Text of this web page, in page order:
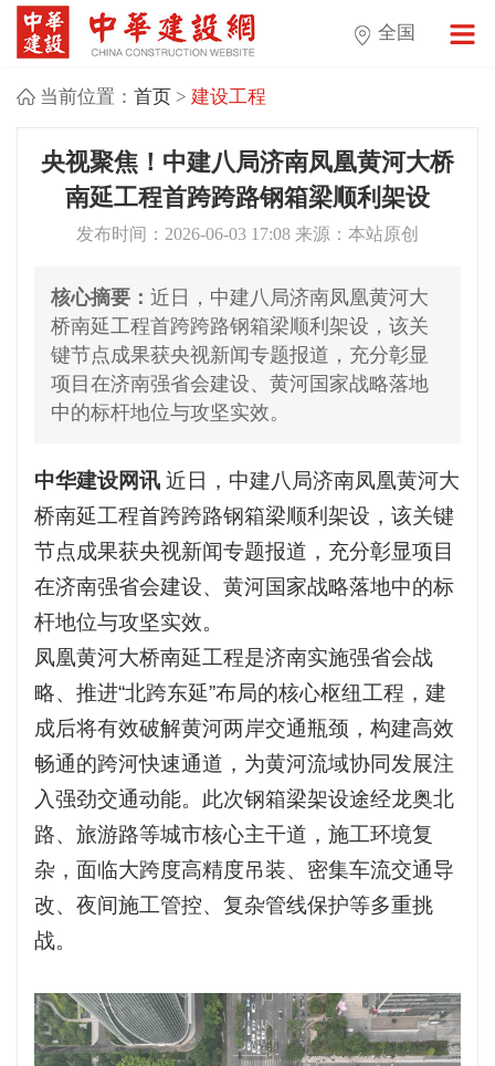
全国
当前位置： 首页> 建设工程
央视聚焦！中建八局济南凤凰黄河大桥
南延工程首跨跨路钢箱梁顺利架设
发布时间：2026-06-03 17:08 来源：本站原创
核心摘要： 近日，中建八局济南凤凰黄河大
桥南延工程首跨跨路钢箱梁顺利架设，该关
键节点成果获央视新闻专题报道，充分彰显
项目在济南强省会建设、黄河国家战略落地
中的标杆地位与攻坚实效。
中华建设网讯 近日，中建八局济南凤凰黄河大
桥南延工程首跨跨路钢箱梁顺利架设，该关键
节点成果获央视新闻专题报道，充分彰显项目
在济南强省会建设、黄河国家战略落地中的标
杆地位与攻坚实效。
凤凰黄河大桥南延工程是济南实施强省会战
略、推进“北跨东延”布局的核心枢纽工程，建
成后将有效破解黄河两岸交通瓶颈，构建高效
畅通的跨河快速通道，为黄河流域协同发展注
入强劲交通动能。此次钢箱梁架设途经龙奥北
路、旅游路等城市核心主干道，施工环境复
杂，面临大跨度高精度吊装、密集车流交通导
改、夜间施工管控、复杂管线保护等多重挑
战。